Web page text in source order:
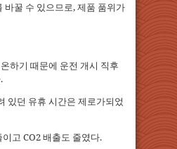
바꿀 수 있으므로, 제품 품위가
하기 때문에 운전 개시 직후
있던 유휴 시간은 제로가되었
고 CO2 배출도 줄였다.